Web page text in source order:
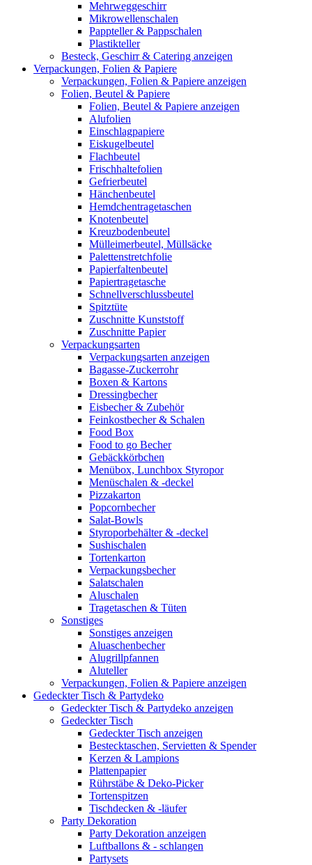
Mehrweggeschirr
Mikrowellenschalen
Pappteller & Pappschalen
Plastikteller
Besteck, Geschirr & Catering anzeigen
Verpackungen, Folien & Papiere
Verpackungen, Folien & Papiere anzeigen
Folien, Beutel & Papiere
Folien, Beutel & Papiere anzeigen
Alufolien
Einschlagpapiere
Eiskugelbeutel
Flachbeutel
Frischhaltefolien
Gefrierbeutel
Hänchenbeutel
Hemdchentragetaschen
Knotenbeutel
Kreuzbodenbeutel
Mülleimerbeutel, Müllsäcke
Palettenstretchfolie
Papierfaltenbeutel
Papiertragetasche
Schnellverschlussbeutel
Spitztüte
Zuschnitte Kunststoff
Zuschnitte Papier
Verpackungsarten
Verpackungsarten anzeigen
Bagasse-Zuckerrohr
Boxen & Kartons
Dressingbecher
Eisbecher & Zubehör
Feinkostbecher & Schalen
Food Box
Food to go Becher
Gebäckkörbchen
Menübox, Lunchbox Styropor
Menüschalen & -deckel
Pizzakarton
Popcornbecher
Salat-Bowls
Styroporbehälter & -deckel
Sushischalen
Tortenkarton
Verpackungsbecher
Salatschalen
Aluschalen
Tragetaschen & Tüten
Sonstiges
Sonstiges anzeigen
Aluaschenbecher
Alugrillpfannen
Aluteller
Verpackungen, Folien & Papiere anzeigen
Gedeckter Tisch & Partydeko
Gedeckter Tisch & Partydeko anzeigen
Gedeckter Tisch
Gedeckter Tisch anzeigen
Bestecktaschen, Servietten & Spender
Kerzen & Lampions
Plattenpapier
Rührstäbe & Deko-Picker
Tortenspitzen
Tischdecken & -läufer
Party Dekoration
Party Dekoration anzeigen
Luftballons & - schlangen
Partysets